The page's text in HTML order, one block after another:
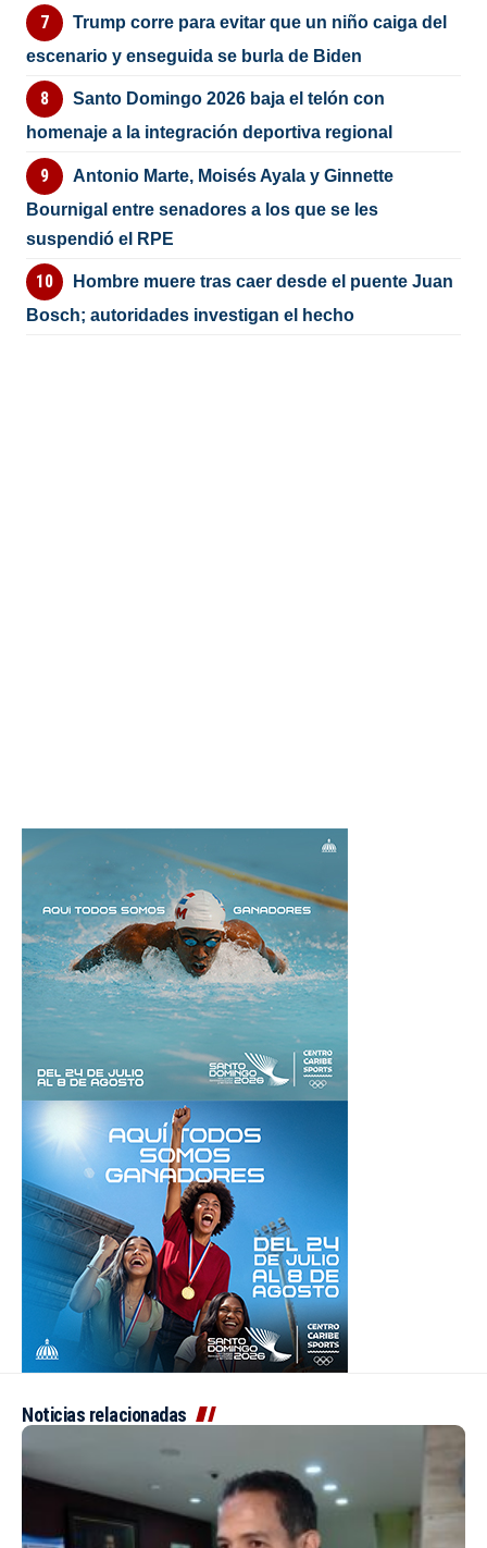
Trump corre para evitar que un niño caiga del
escenario y enseguida se burla de Biden
Santo Domingo 2026 baja el telón con
homenaje a la integración deportiva regional
Antonio Marte, Moisés Ayala y Ginnette
Bournigal entre senadores a los que se les
suspendió el RPE
Hombre muere tras caer desde el puente Juan
Bosch; autoridades investigan el hecho
Noticias relacionadas